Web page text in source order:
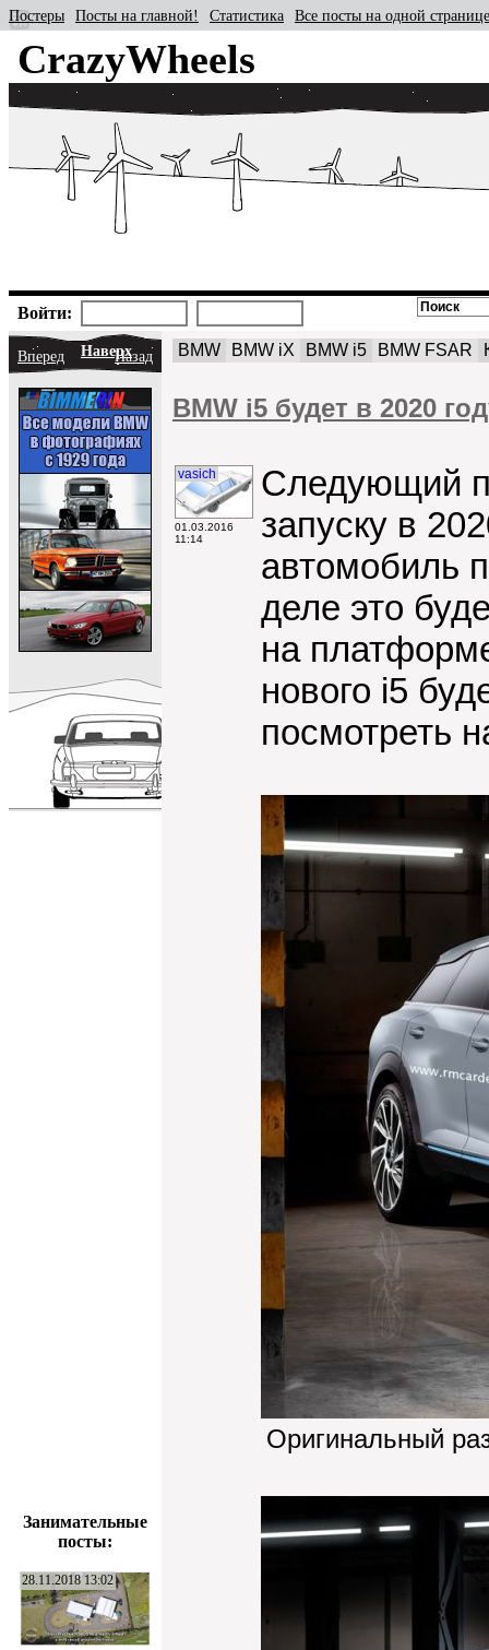
CrazyWheels
Постеры Посты на главной! Статистика Все посты на одной странице
Войти:
Вперед НаверхНазад
Занимательные
посты:
28.11.2018 13:02
BMW BMW iX BMW i5 BMW FSAR
BMW i5 будет в 2020
vasich
01.03.2016
11:14
Следующий
запуску в
автомобиль
деле это
на
нового i5
посмотреть
Оригинальный